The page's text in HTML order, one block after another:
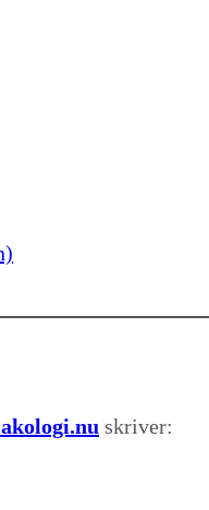
skriver: